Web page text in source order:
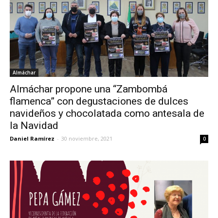
Almáchar
Almáchar propone una “Zambombá
flamenca” con degustaciones de dulces
navideños y chocolatada como antesala de
la Navidad
Daniel Ramírez - 30 noviembre, 2021 0